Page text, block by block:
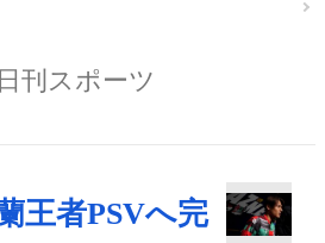
日刊スポーツ
王者PSVへ完